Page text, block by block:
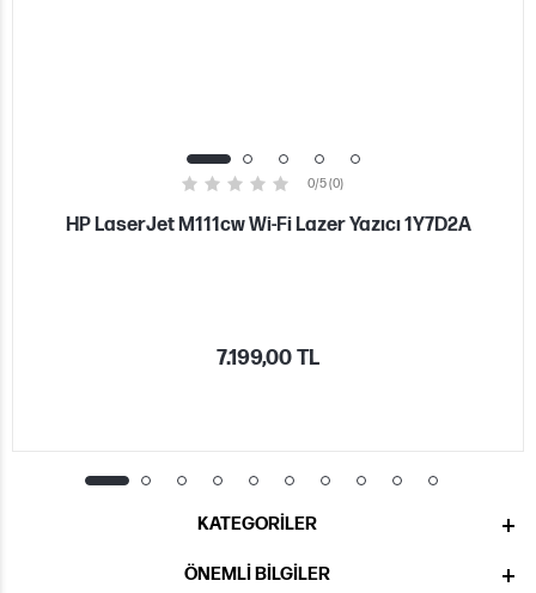
0/5 (0)
HP LaserJet M111cw Wi-Fi Lazer Yazıcı 1Y7D2A
7.199,00 TL
KATEGORILER
ÖNEMLI BILGILER